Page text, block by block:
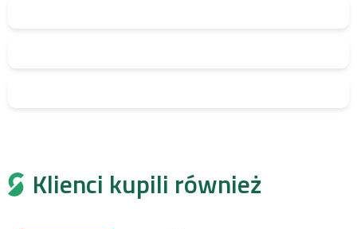
Klienci kupili również